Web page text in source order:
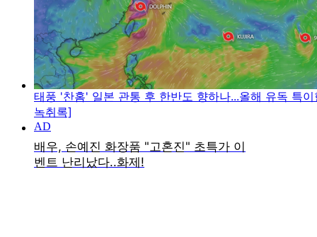
태풍 '찬홈' 일본 관통 후 한반도 향하나...올해 유독 특
녹취록]